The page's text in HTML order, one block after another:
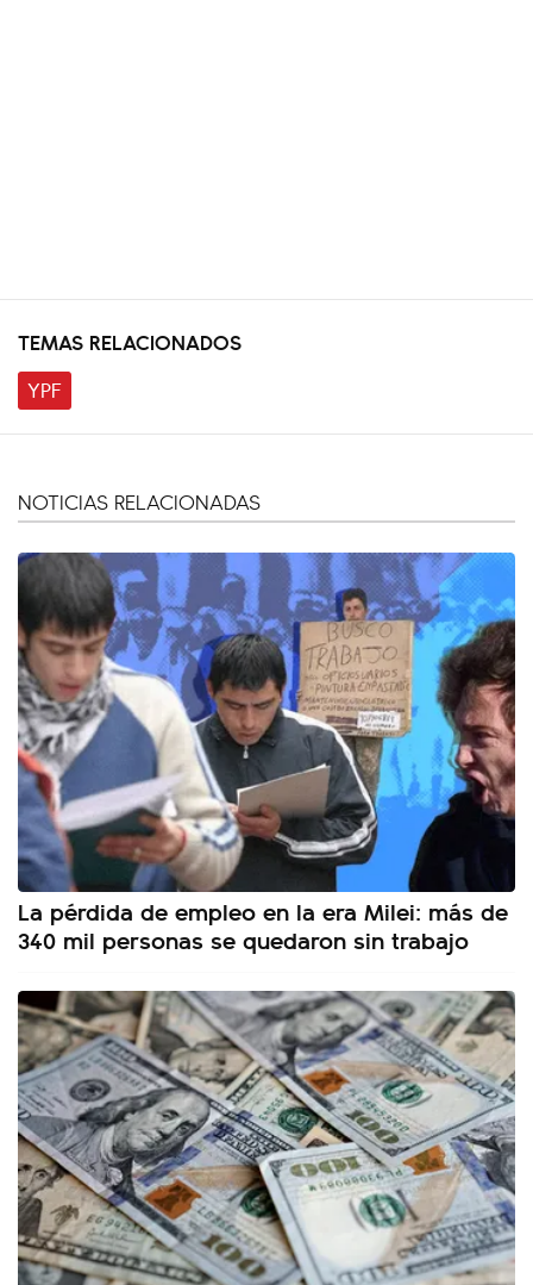
TEMAS RELACIONADOS
YPF
NOTICIAS RELACIONADAS
La pérdida de empleo en la era Milei: más de
340 mil personas se quedaron sin trabajo